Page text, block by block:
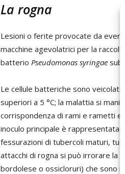
La rogna
Lesioni o ferite provocate da
macchine agevolatrici per la
batterio Pseudomonas syringae
Le cellule batteriche sono
superiori a 5 °C; la malattia si
corrispondenza di rami e rametti e
inoculo principale è rappresentata
fessurazioni di tubercoli maturi,
attacchi di rogna si può irrorare la
bordolese o ossicloruri) che sono